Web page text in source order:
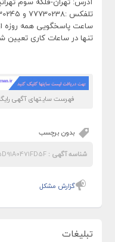
تلفکس :77730238 و 77730245 (21-98+)
ساعت پاسخگویی همه روزه از ساعت 8 الی 17
تنها در ساعات کاری
فهرست سایتهای آگهی
بدون برچسب
شناسه آگهی : 3695D91A0471FD5F
گزارش مشکل
تبلیغات